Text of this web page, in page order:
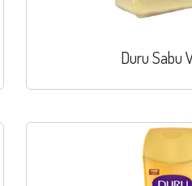
Duru Sabu